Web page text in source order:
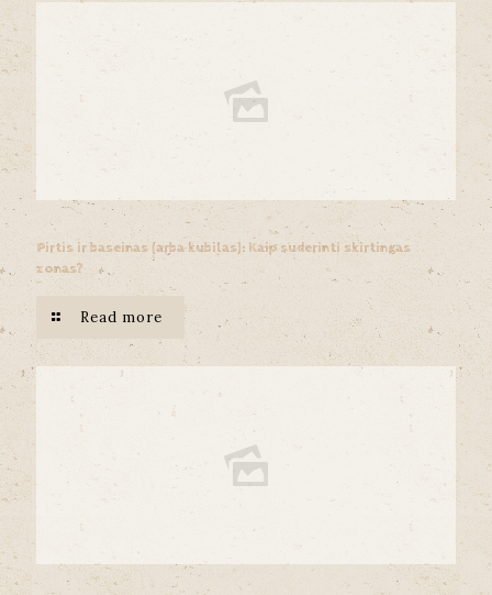
Pirtis ir baseinas (arba kubilas): Kaip suderinti skirtingas
zonas?
Read more